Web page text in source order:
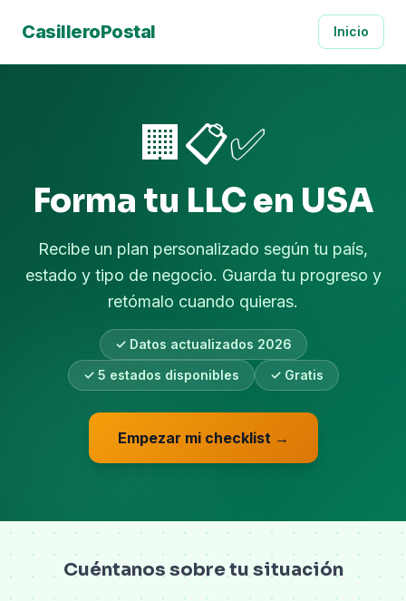
CasilleroPostal Inicio
🏢📋✅
Forma tu LLC en USA
Recibe un plan personalizado según tu país,
estado y tipo de negocio. Guarda tu progreso y
retómalo cuando quieras.
✓ Datos actualizados 2026
✓ 5 estados disponibles
✓ Gratis
Empezar mi checklist →
Cuéntanos sobre tu situación